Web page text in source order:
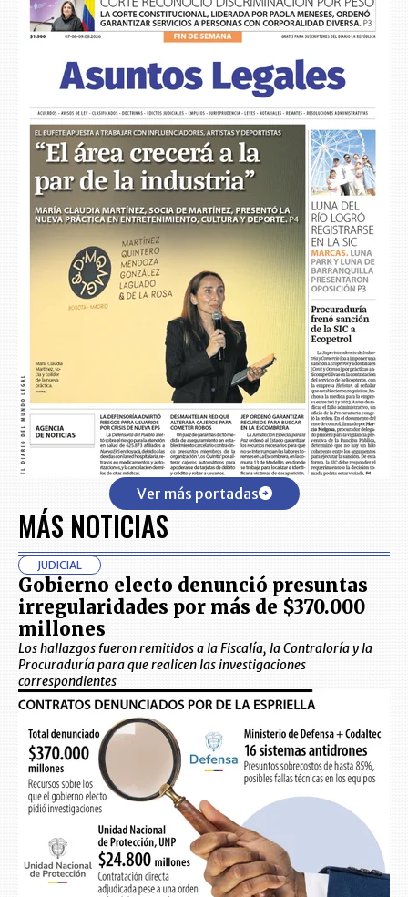
Ver más portadas
MÁS NOTICIAS
JUDICIAL
Gobierno electo denunció presuntas
irregularidades por más de $370.000
millones
Los hallazgos fueron remitidos a la Fiscalía, la Contraloría y la
Procuraduría para que realicen las investigaciones
correspondientes